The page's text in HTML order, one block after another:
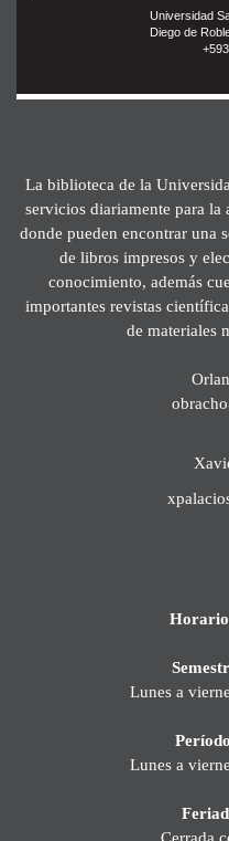
Universidad
Diego de
La biblioteca de la
servicios diariamente para la
donde pueden encontrar una
de libros impresos y
conocimiento, además
importantes revistas
de materiales
Lunes a
Lunes a
Cerrada